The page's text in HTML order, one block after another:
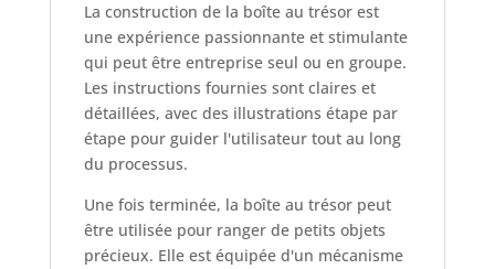
La construction de la boîte au trésor est
une expérience passionnante et stimulante
qui peut être entreprise seul ou en groupe.
Les instructions fournies sont claires et
détaillées, avec des illustrations étape par
étape pour guider l'utilisateur tout au long
du processus.
Une fois terminée, la boîte au trésor peut
être utilisée pour ranger de petits objets
précieux. Elle est équipée d'un mécanisme